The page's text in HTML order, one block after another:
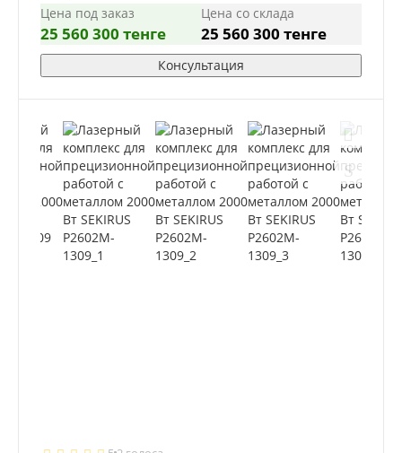
Цена под заказ
25 560 300 тенге
Цена со склада
25 560 300 тенге
Консультация